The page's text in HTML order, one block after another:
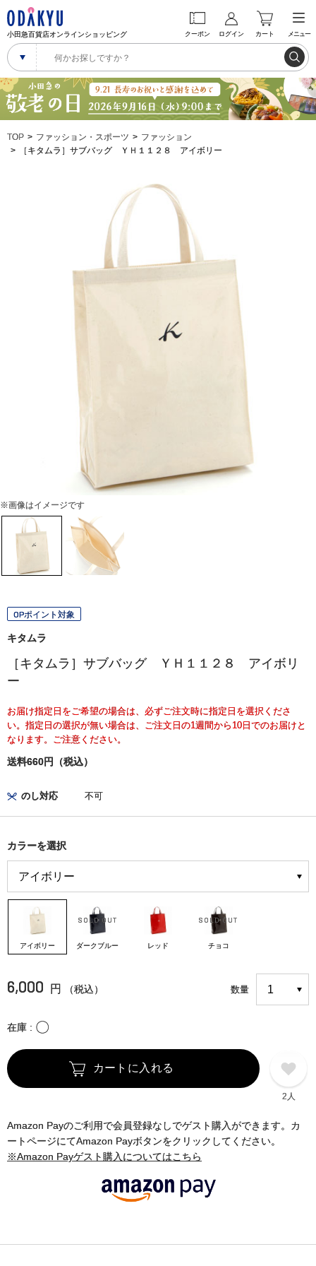
小田急百貨店オンラインショッピング クーポン ログイン カート メニュー
TOP ファッション・スポーツ
ファッション
［キタムラ］サブバッグ ＹＨ１１２８ アイボリー
※画像はイメージです
OPポイント対象
キタムラ
［キタムラ］サブバッグ ＹＨ１１２８ アイボリ
ー
お届け指定日をご希望の場合は、必ずご注文時に指定日を選択くださ
い。指定日の選択が無い場合は、ご注文日の1週間から10日でのお届けと
なります。ご注意ください。
送料660円（税込）
のし対応 不可
カラーを選択
アイボリー ダークブルー レッド チョコ
6,000 円 （税込） 数量
在庫 〇
カートに入れる
2人
Amazon Payのご利用で会員登録なしでゲスト購入ができます。カ
ートページにてAmazon Payボタンをクリックしてください。
※Amazon Payゲスト購入についてはこちら